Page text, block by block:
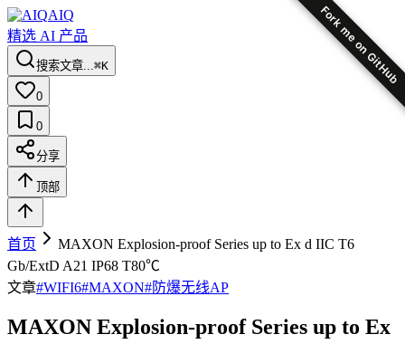
Fork me on GitHub
AIQ
精选 AI 产品
搜索文章...⌘K
0
0
分享
顶部
首页
MAXON Explosion-proof Series up to Ex d IIC T6
Gb/ExtD A21 IP68 T80℃
文章#WIFI6#MAXON#防爆无线AP
MAXON Explosion-proof Series up to Ex